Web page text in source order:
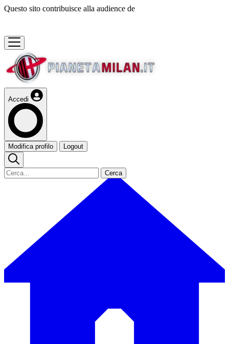
Questo sito contribuisce alla audience de
Accedi
Modifica profilo Logout
Cerca